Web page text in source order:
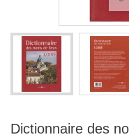
Dictionnaire des